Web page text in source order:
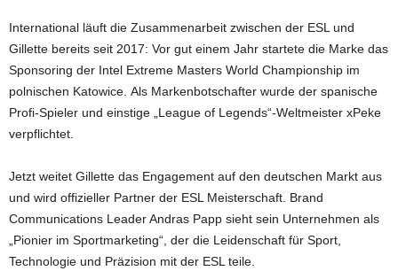
International läuft die Zusammenarbeit zwischen der ESL und
Gillette bereits seit 2017: Vor gut einem Jahr startete die Marke das
Sponsoring der Intel Extreme Masters World Championship im
polnischen Katowice. Als Markenbotschafter wurde der spanische
Profi-Spieler und einstige „League of Legends“-Weltmeister xPeke
verpflichtet.
Jetzt weitet Gillette das Engagement auf den deutschen Markt aus
und wird offizieller Partner der ESL Meisterschaft. Brand
Communications Leader Andras Papp sieht sein Unternehmen als
„Pionier im Sportmarketing“, der die Leidenschaft für Sport,
Technologie und Präzision mit der ESL teile.